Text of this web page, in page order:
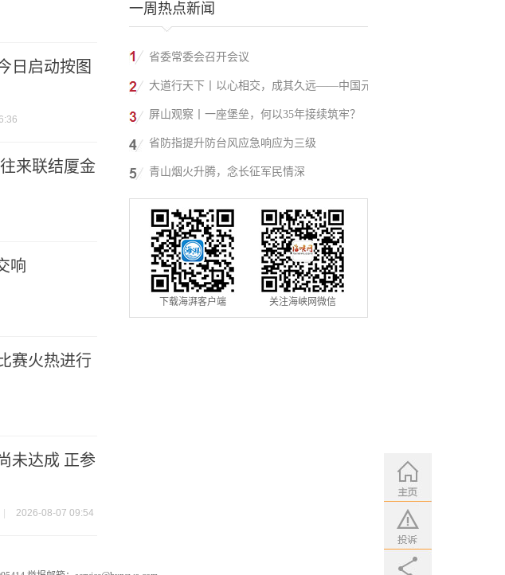
日启动按图
来联结厦金
响
赛火热进行
未达成 正参
2026-08-07 09:54
国县域发展潜力百强县”
一周热点新闻
省委常委会召开会议
大道行天下丨以心相交，成其久远——中国元
首外交的世界情怀与大国气派
屏山观察丨一座堡垒，何以35年接续筑牢？
省防指提升防台风应急响应为三级
青山烟火升腾，念长征军民情深
下载海湃客户端 关注海峡网微信